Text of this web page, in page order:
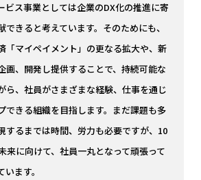
ビス事業としては企業のDX化の推進に寄
できると考えています。そのためにも、
「マイペイメント」の更なる拡大や、新
画、開発し提供することで、持続可能な
ら、社員がさまざまな経験、仕事を通じ
できる組織を目指します。まだ課題も多
するまでは時間、労力も必要ですが、10
来に向けて、社員一丸となって頑張って
ます。